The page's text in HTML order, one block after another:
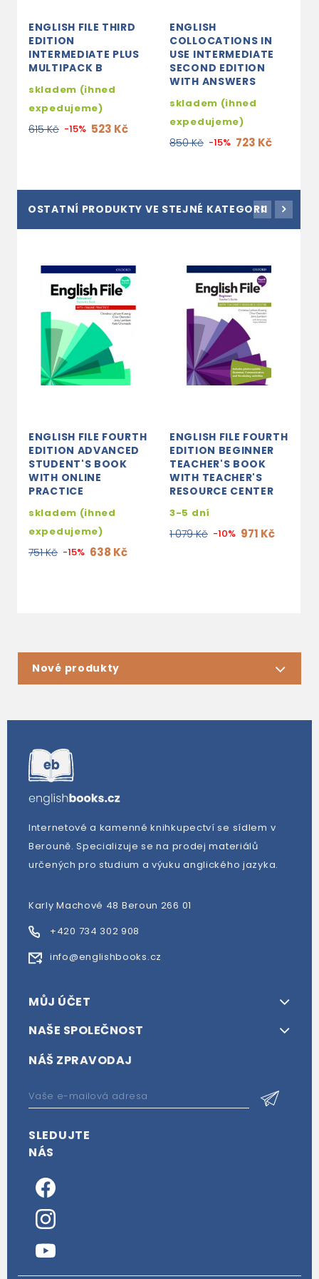
ENGLISH FILE THIRD
EDITION
INTERMEDIATE PLUS
MULTIPACK B
skladem (ihned
expedujeme)
615 Kč -15% 523 Kč
ENGLISH
COLLOCATIONS IN
USE INTERMEDIATE
SECOND EDITION
WITH ANSWERS
skladem (ihned
expedujeme)
850 Kč -15% 723 Kč
OSTATNÍ PRODUKTY VE STEJNÉ KATEGORII
ENGLISH FILE FOURTH
EDITION ADVANCED
STUDENT'S BOOK
WITH ONLINE
PRACTICE
skladem (ihned
expedujeme)
751 Kč -15% 638 Kč
ENGLISH FILE FOURTH
EDITION BEGINNER
TEACHER'S BOOK
WITH TEACHER'S
RESOURCE CENTER
3-5 dní
1 079 Kč -10% 971 Kč
Nové produkty
Internetové a kamenné knihkupectví se sídlem v
Berouně. Specializuje se na prodej materiálů
určených pro studium a výuku anglického jazyka.
Karly Machové 48 Beroun 266 01
+420 734 302 908
info@englishbooks.cz
MŮJ ÚČET
NAŠE SPOLEČNOST
NÁŠ ZPRAVODAJ
SLEDUJTE
NÁS